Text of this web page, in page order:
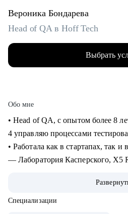
Вероника Бондарева
Head of QA в Hoff Tech
Выбрать
Обо мне
• Head of QA, c опытом более 8
4 управляю процессами
• Работала как в стартапах, так
— Лаборатория Касперского, X5
тестирования с командой 15+
• Занималась ручным и
Специализации